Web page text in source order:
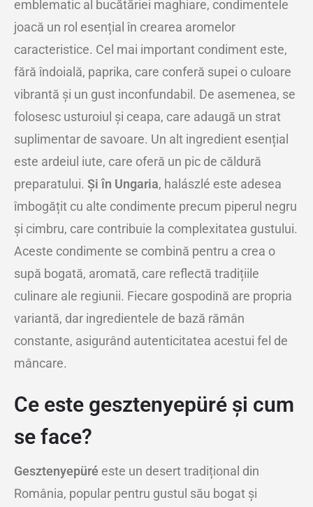
emblematic al bucătăriei maghiare, condimentele
joacă un rol esențial în crearea aromelor
caracteristice. Cel mai important condiment este,
fără îndoială, paprika, care conferă supei o culoare
vibrantă și un gust inconfundabil. De asemenea, se
folosesc usturoiul și ceapa, care adaugă un strat
suplimentar de savoare. Un alt ingredient esențial
este ardeiul iute, care oferă un pic de căldură
preparatului. Și în Ungaria, halászlé este adesea
îmbogățit cu alte condimente precum piperul negru
și cimbru, care contribuie la complexitatea gustului.
Aceste condimente se combină pentru a crea o
supă bogată, aromată, care reflectă tradițiile
culinare ale regiunii. Fiecare gospodină are propria
variantă, dar ingredientele de bază rămân
constante, asigurând autenticitatea acestui fel de
mâncare.
Ce este gesztenyepüré și cum
se face?
Gesztenyepüré este un desert tradițional din
România, popular pentru gustul său bogat și